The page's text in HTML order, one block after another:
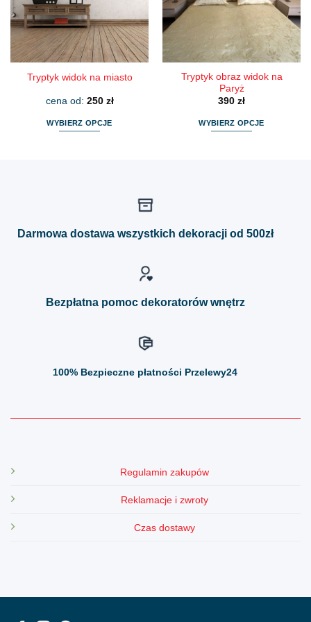
wybrać
na
stronie
produktu
wybrać
stronie
produktu
Tryptyk widok na miasto
cena od: 250 zł
WYBIERZ OPCJE
Tryptyk obraz widok na
Paryż
390 zł
WYBIERZ OPCJE
można
Darmowa dostawa wszystkich dekoracji od 500zł
Bezpłatna pomoc dekoratorów wnętrz
100% Bezpieczne płatności Przelewy24
Regulamin zakupów
Reklamacje i zwroty
Czas dostawy